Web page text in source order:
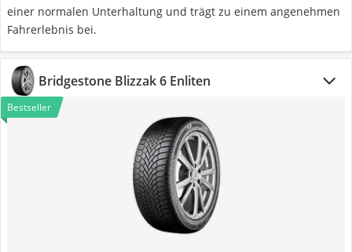
einer normalen Unterhaltung und trägt zu einem angenehmen
Fahrerlebnis bei.
Bridgestone Blizzak 6 Enliten
Bestseller